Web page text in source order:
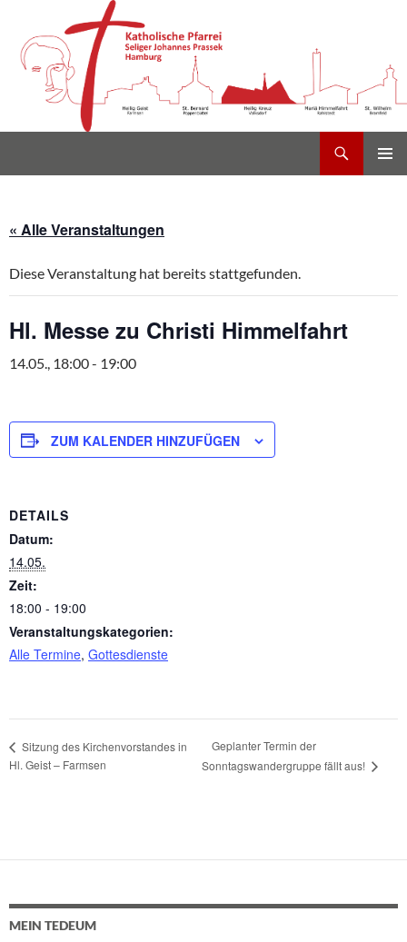
« Alle Veranstaltungen
Diese Veranstaltung hat bereits stattgefunden.
Hl. Messe zu Christi Himmelfahrt
14.05., 18:00- 19:00
ZUM KALENDER HINZUFÜGEN
DETAILS
Datum:
14.05.
Zeit:
18:00 - 19:00
Veranstaltungskategorien:
Alle Termine, Gottesdienste
Sitzung des Kirchenvorstandes in
Hl. Geist – Farmsen
Geplanter Termin der
Sonntagswandergruppe fällt aus!
MEIN TEDEUM